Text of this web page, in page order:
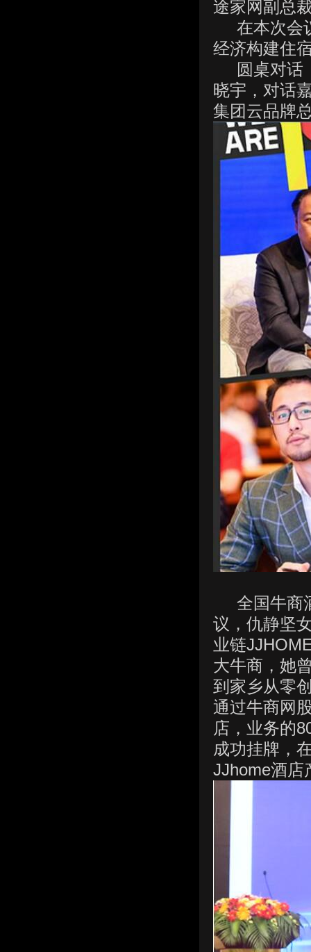
途家网副总
在本次会
经济构建住
圆桌对话
晓宇，对话
集团云品牌
全国牛商
议，仇静坚
业链
大牛商，她
到家乡从零
通过牛商网
店，业务的
成功挂牌，
JJhome酒店